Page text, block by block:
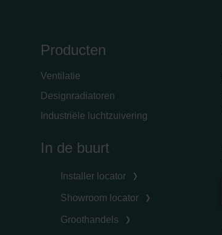
Producten
Ventilatie
Designradiatoren
Industriële luchtzuivering
In de buurt
Installer locator
Showroom locator
Groothandels